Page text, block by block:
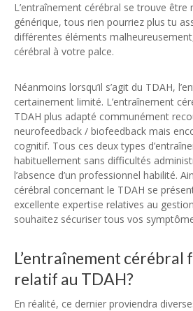
L’entraînement cérébral se trouve
générique, tous rien pourriez plus tu
différentes éléments
cérébral à votre palce.
Néanmoins lorsqu’il s’agit du TDAH,
certainement limité. L’entraînement
TDAH plus adapté communément
neurofeedback / biofeedback mais
cognitif. Tous ces deux types
habituellement sans difficultés
l’absence d’un professionnel habilité.
cérébral concernant le TDAH se
excellente expertise relatives au
souhaitez sécuriser tous vos
L’entraînement
relatif au TDAH?
En réalité, ce dernier proviendra